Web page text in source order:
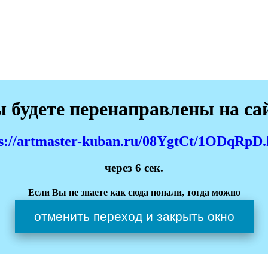
перенаправлены на
artmaster-kuban.ru/08YgtCt/
через 6 сек.
Если Вы не знаете как сюда попали, тогда можно
отменить переход и закрыть окно